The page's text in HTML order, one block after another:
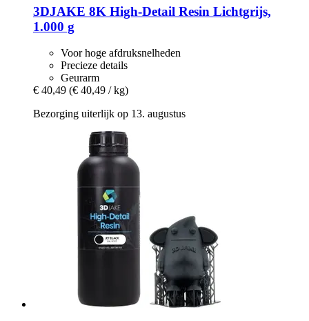
3DJAKE 8K High-​Detail Resin Lichtgrijs,
1.000 g
Voor hoge afdruksnelheden
Precieze details
Geurarm
€ 40,49 (€ 40,49 / kg)
Bezorging uiterlijk op 13. augustus